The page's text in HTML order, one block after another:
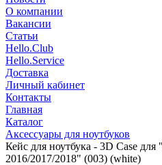
О компании
Вакансии
Статьи
Hello.Club
Hello.Service
Доставка
Личный кабинет
Контакты
Главная
Каталог
Аксессуары для ноутбуков
Кейс для ноутбука - 3D Case
2016/2017/2018" (003) (white)